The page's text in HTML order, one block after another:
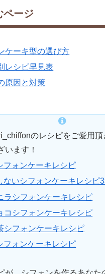
ページ
ケーキ型の選び方
レシピ早見表
原因と対策
のレシピをご愛用頂
います！
フォンケーキレシピ
ないシフォンケーキレシピ
ラシフォンケーキレシピ
コシフォンケーキレシピ
シフォンケーキレシピ
フォンケーキレシピ